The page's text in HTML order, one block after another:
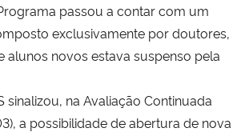
passou a contar com um
exclusivamente por doutores,
alunos novos estava suspenso pela
sinalizou, na Avaliação Continuada
a possibilidade de abertura de nova